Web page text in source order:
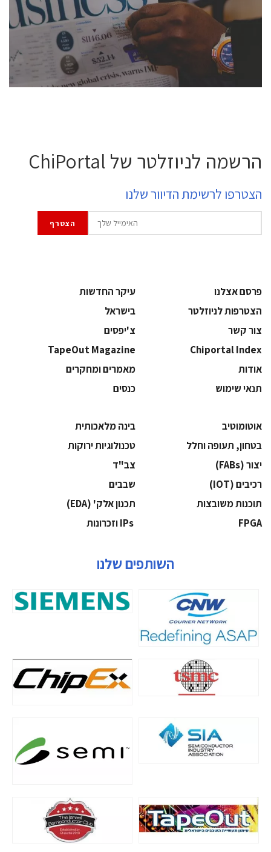
semiconductor industry, including engineers,
professional experts, and senior executives.
לחץ לפרטים
הרשמה לניוזלטר של ChiPortal
הצטרפו לרשימת הדיוור שלנו
פרסם אצלנו
עיקר החדשות
הצטרפות לניוזלטר
בישראל
צור קשר
צ'יפסים
Chiportal Index
TapeOut Magazine
אודות
מאמרים ומחקרים
תנאי שימוש
כנסים
אוטומוטיב
בינה מלאכותית
בטחון, תעופה וחלל
‫טכנולוגיות ירוקות‬
‫יצור (‪(FABs‬‬
‫צב"ד‬
‫רכיבים‬ (IOT)
‫שבבים‬
‫תוכנות משובצות‬
‫תכנון אלק' (‪(EDA‬‬
‫‪FPGA‬‬
השותפים שלנו